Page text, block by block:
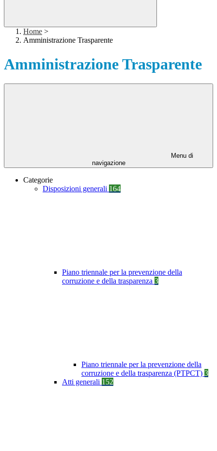
Home >
Amministrazione Trasparente
Amministrazione Trasparente
Menu di
navigazione
Categorie
Disposizioni generali 164
Piano triennale per la prevenzione della
corruzione e della trasparenza 3
Piano triennale per la prevenzione della
corruzione e della trasparenza (PTPCT) 3
Atti generali 152